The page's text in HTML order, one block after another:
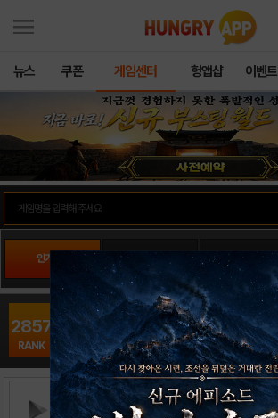
뉴스 쿠폰 게임센터 헝앱샵 이벤트
인기게임 PLAY스토어순위
2857
RANK
플랜츠디펜스16
전략/RPG / L&K
출시일: 2014-07-22